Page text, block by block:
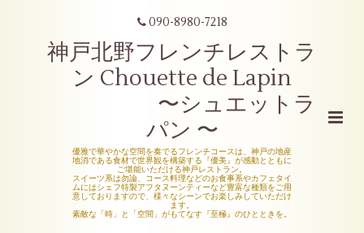
090-8980-7218
神戸北野フレンチレストラ
ン Chouette de Lapin
〜シュエットラ
パン 〜
優雅で華やかな空間を奏でるフレンチコースは、神戸の地産
地消である食材で世界観を構築する『優美』が感動とともに
ご堪能いただける神戸レストラン。
スイーツ系は勿論、コース料理などのお食事系やカフェタイ
ムにはシェフ特製アフタヌーンティーなど豊富な種類をご用
意しておりますので、様々なシーンでお楽しみしていただけ
ます。
素敵な「時」と「空間」がもてなす『至極』のひとときを。